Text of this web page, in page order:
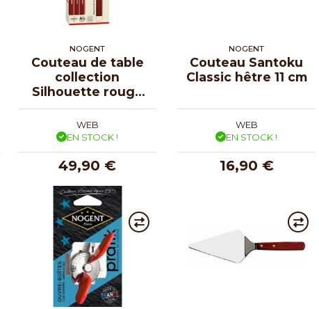
NOGENT
Couteau de table
collection
Silhouette rouge
vin - par 4
WEB
EN STOCK !
49,90 €
NOGENT
Couteau Santoku
Classic hêtre 11 cm
WEB
EN STOCK !
16,90 €